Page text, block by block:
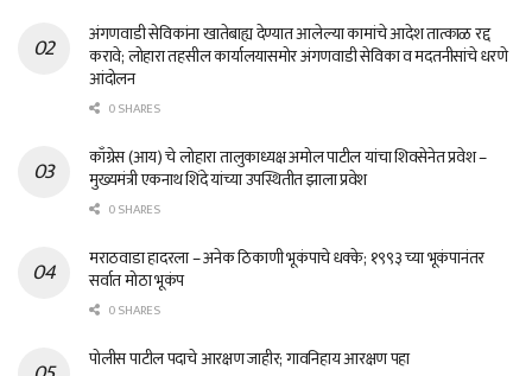
अंगणवाडी सेविकांना खातेबाह्य देण्यात आलेल्या कामांचे आदेश तात्काळ रद्द
करावे; लोहारा तहसील कार्यालयासमोर अंगणवाडी सेविका व मदतनीसांचे धरणे
आंदोलन
0 SHARES
काँग्रेस (आय) चे लोहारा तालुकाध्यक्ष अमोल पाटील यांचा शिवसेनेत प्रवेश –
मुख्यमंत्री एकनाथ शिंदे यांच्या उपस्थितीत झाला प्रवेश
0 SHARES
मराठवाडा हादरला – अनेक ठिकाणी भूकंपाचे धक्के; १९९३ च्या भूकंपानंतर
सर्वात मोठा भूकंप
0 SHARES
पोलीस पाटील पदाचे आरक्षण जाहीर; गावनिहाय आरक्षण पहा